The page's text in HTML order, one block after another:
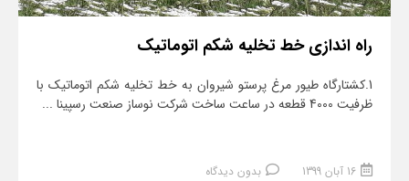
راه اندازی خط تخلیه شکم اتوماتیک
1.کشتارگاه طیور مرغ پرستو شیروان به خط تخلیه شکم اتوماتیک با
ظرفیت 4000 قطعه در ساعت ساخت شرکت نوساز صنعت رسپینا ...
16 آبان 1399 بدون دیدگاه